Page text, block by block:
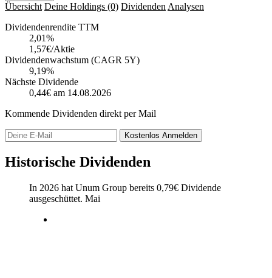
Übersicht Deine Holdings (0) Dividenden Analysen
Dividendenrendite TTM
2,01%
1,57€/Aktie
Dividendenwachstum (CAGR 5Y)
9,19%
Nächste Dividende
0,44€ am 14.08.2026
Kommende Dividenden direkt per Mail
Kostenlos Anmelden
Historische Dividenden
In 2026 hat Unum Group bereits 0,79€ Dividende
ausgeschüttet. Mai